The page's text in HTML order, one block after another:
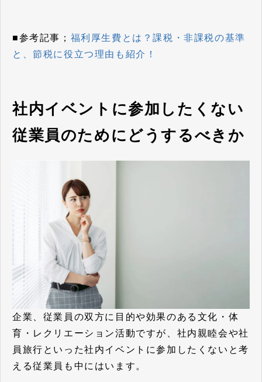
■参考記事； 福利厚生費とは？課税・非課税の基準
と、節税に役立つ理由も紹介！
社内イベントに参加したくない
従業員のためにどうするべきか
企業、従業員の双方に目的や効果のある文化・体
育・レクリエーション活動ですが、社内親睦会や社
員旅行といった社内イベントに参加したくないと考
える従業員も中にはいます。